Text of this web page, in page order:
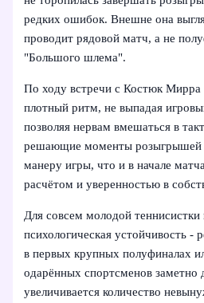
редких ошибок. Внешне она
проводит рядовой матч, а не
"Большого шлема".
По ходу встречи с Костюк Мирра
плотный ритм, не выпадая
позволяя нервам вмешаться в
решающие моменты розыгрышей
манеру игры, что и в начале
расчётом и уверенностью в
Для совсем молодой теннисистки
психологическая устойчивость -
в первых крупных полуфиналах
одарённых спортсменов заметно
увеличивается количество